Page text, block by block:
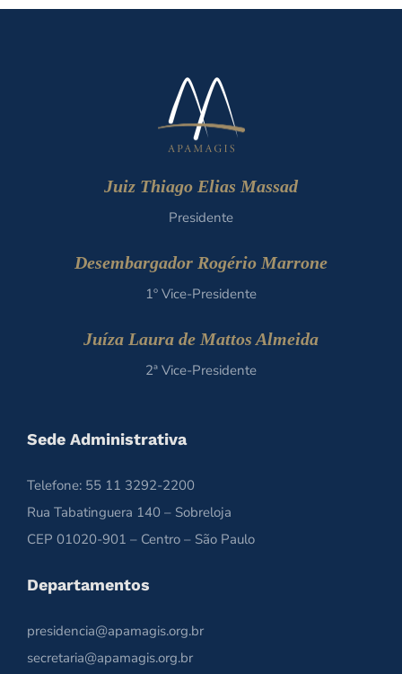
Juiz Thiago Elias Massad
Presidente
Desembargador Rogério Marrone
1º Vice-Presidente
Juíza Laura de Mattos Almeida
2ª Vice-Presidente
Sede Administrativa
Telefone: 55 11 3292-2200
Rua Tabatinguera 140 – Sobreloja
CEP 01020-901 – Centro – São Paulo
Departamentos
presidencia@apamagis.org.br
secretaria@apamagis.org.br